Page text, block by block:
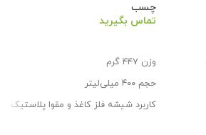
چسب
تماس بگیرید
وزن ۴۴۷ گرم
حجم ۴۰۰ میلی‌لیتر
کاربرد شیشه فلز کاغذ و مقوا پلاستیک